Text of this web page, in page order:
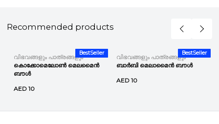
Recommended products
BestSeller
വിഭവങ്ങളും പാത്രങ്ങളും
കൊക്കോമെലോൺ മെലമൈൻ
ബൗൾ
AED 10
BestSeller
വിഭവങ്ങളും പാത്രങ്ങളും
ബാർബി മെലാമൈൻ ബൗൾ
AED 10